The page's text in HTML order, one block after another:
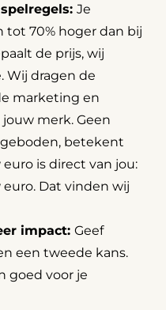
Je
70% hoger dan bij
de prijs, wij
Wij dragen de
marketing en
merk. Geen
betekent
is direct van jou:
Dat vinden wij
impact:Geef
een tweede kans.
goed voor je